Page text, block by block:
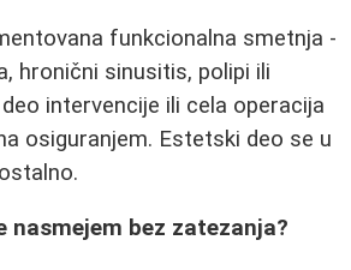
funkcionalna smetnja -
hronični sinusitis, polipi ili
intervencije ili cela operacija
osiguranjem. Estetski deo se u
nasmejem bez zatezanja?